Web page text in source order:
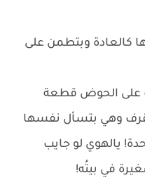
كالعادة وبتطمن على
على الحوض قطعة
وهي بتسأل نفسها
يالهوي لو جايب
في بيتُه!